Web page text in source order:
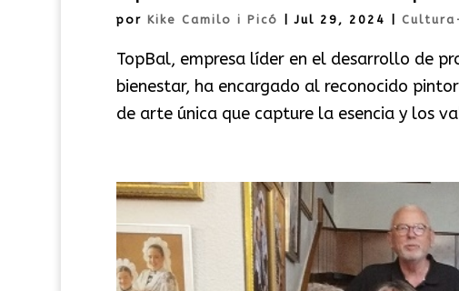
por Kike Camilo i Picó |Jul 29, 2024
TopBal, empresa líder en el desarrollo de
bienestar, ha encargado al reconocido
de arte única que capture la esencia y los